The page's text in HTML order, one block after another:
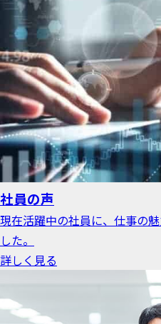
社員の声
現在活躍中の社員に、仕事の
した。
詳しく見る